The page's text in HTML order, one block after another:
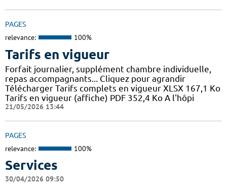
PAGES
relevance: 100%
Tarifs en vigueur
Forfait journalier, supplément chambre individuelle,
repas accompagnants... Cliquez pour agrandir
Télécharger Tarifs complets en vigueur XLSX 167,1 Ko
Tarifs en vigueur (affiche) PDF 352,4 Ko A l'hôpi
21/05/2026 13:44
PAGES
relevance: 100%
Services
30/04/2026 09:50